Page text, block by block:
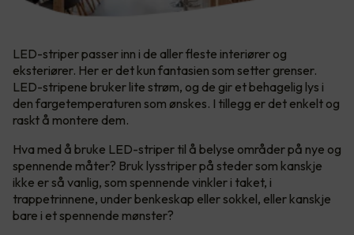
LED-striper passer inn i de aller fleste interiører og
eksteriører. Her er det kun fantasien som setter grenser.​
LED-stripene bruker lite strøm, og de gir et behagelig lys i
den fargetemperaturen som ønskes. I tillegg er det enkelt og
raskt å montere dem.​
Hva med å bruke LED-striper til å belyse områder på nye og
spennende måter? Bruk lysstriper på steder som kanskje
ikke er så vanlig, som spennende vinkler i taket, i
trappetrinnene, under benkeskap eller sokkel, eller kanskje
bare i et spennende mønster?